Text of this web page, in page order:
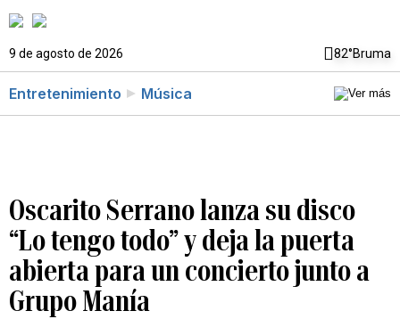
9 de agosto de 2026 82°Bruma
Entretenimiento Música
Oscarito Serrano lanza su disco
“Lo tengo todo” y deja la puerta
abierta para un concierto junto a
Grupo Manía